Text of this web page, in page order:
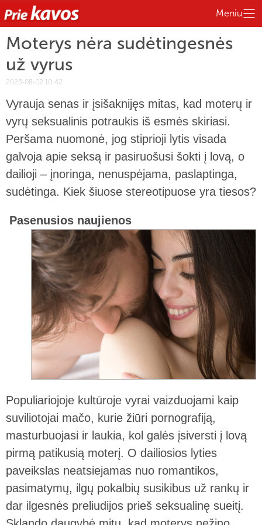
Meniu
Moterys nėra sudėtingesnės
už vyrus
2023-08-02 10:42
Vyrauja senas ir įsišaknijęs mitas, kad moterų ir
vyrų seksualinis potraukis iš esmės skiriasi.
Peršama nuomonė, jog stiprioji lytis visada
galvoja apie seksą ir pasiruošusi šokti į lovą, o
dailioji – įnoringa, nenuspėjama, paslaptinga,
sudėtinga. Kiek šiuose stereotipuose yra tiesos?
Pasenusios naujienos
Populiariojoje kultūroje vyrai vaizduojami kaip
suviliotojai mačo, kurie žiūri pornografiją,
masturbuojasi ir laukia, kol galės įsiversti į lovą
pirmą patikusią moterį. O dailiosios lyties
paveikslas neatsiejamas nuo romantikos,
pasimatymų, ilgų pokalbių susikibus už rankų ir
dar ilgesnės preliudijos prieš seksualinę sueitį.